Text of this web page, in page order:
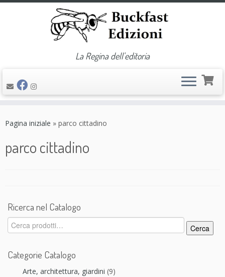
La Regina dell'editoria
Pagina iniziale » parco cittadino
parco cittadino
Ricerca nel Catalogo
Cerca:
Cerca
Categorie Catalogo
Arte, architettura, giardini (9)